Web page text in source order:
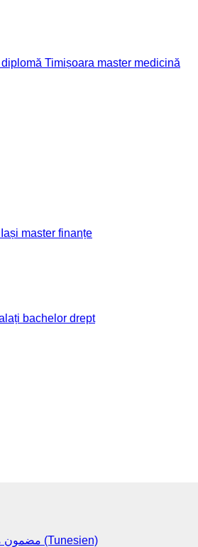
مضمون من دفاتر الحالة المدنية الولادات (Tunesien)